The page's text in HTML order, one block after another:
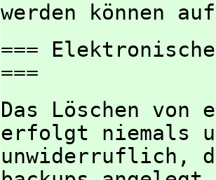
werden können
===
===
Das Löschen von
erfolgt niemals
unwiderruflich,